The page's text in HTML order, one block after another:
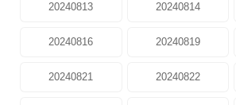
20240813 20240814
20240816 20240819
20240821 20240822